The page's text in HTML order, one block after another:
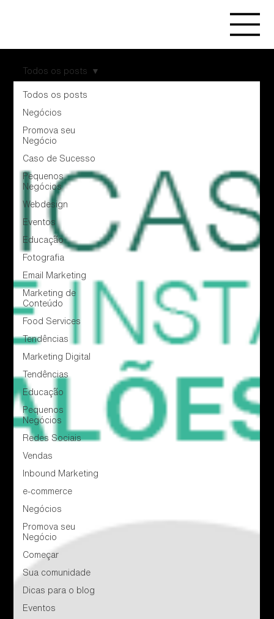
Todos os posts
Negócios
Promova seu
Negócio
Caso de Sucesso
Pequenos
Negócios
Webdesign
Eventos
Educação
Fotografia
Email Marketing
Marketing de
Conteúdo
Food Services
Tendências
Marketing Digital
Tendências
Educação
Pequenos
Negócios
Redes Sociais
Vendas
Inbound Marketing
e-commerce
Negócios
Promova seu
Negócio
Começar
Sua comunidade
Dicas para o blog
Eventos
Todos os posts